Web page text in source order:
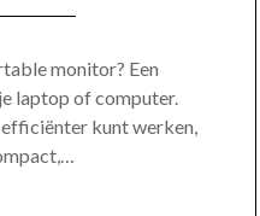
monitor? Een
laptop of computer.
kunt werken,